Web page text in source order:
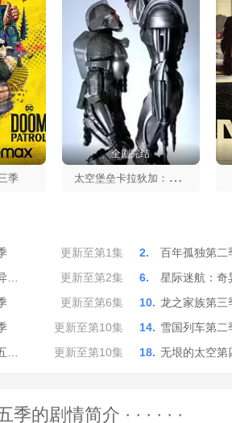
季
全剧完结
太
空堡垒卡拉狄加：血与铬第一季
更新至第1集 2. 百年孤独第二
… 更新至第2集 6. 星际迷航：
更新至第6集 10. 龙之家族第三
更新至第10集 14. 雪国列车第二
… 更新至第10集 18. 无垠的太空
的剧情简介 · · · · · ·